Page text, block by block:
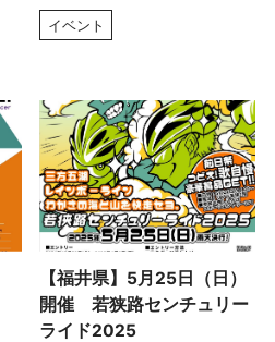
イベント
【福井県】5月25日（日）
開催 若狭路センチュリー
ライド2025